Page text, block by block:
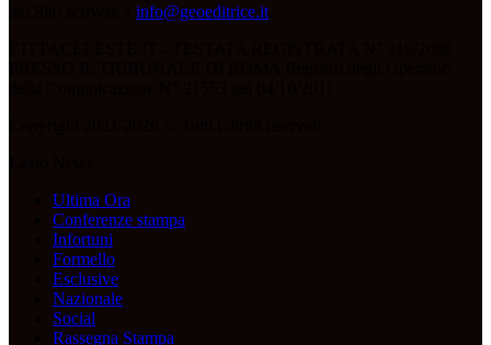
info@geoeditrice.it
Ultima Ora
Conferenze stampa
Infortuni
Formello
Esclusive
Nazionale
Social
Rassegna Stampa